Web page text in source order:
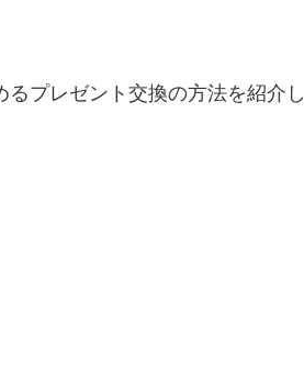
プレゼント交換の方法を紹介し